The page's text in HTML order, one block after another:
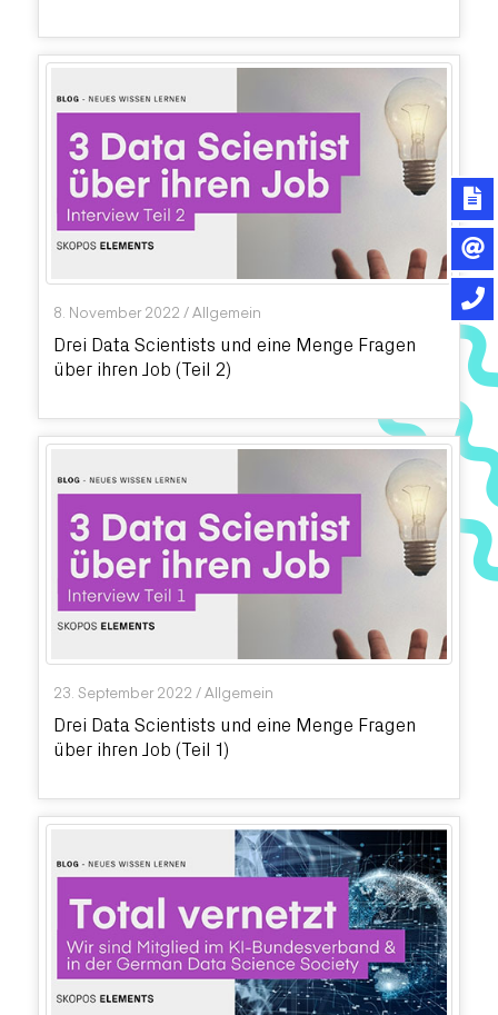
8. November 2022 /Allgemein
Drei Data Scientists und eine Menge Fragen
über ihren Job (Teil 2)
23. September 2022 /Allgemein
Drei Data Scientists und eine Menge Fragen
über ihren Job (Teil 1)